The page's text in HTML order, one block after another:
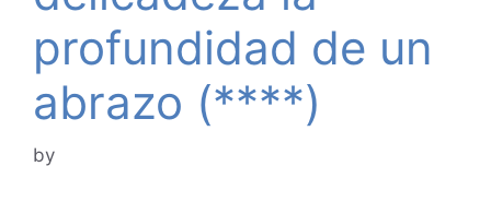
profundidad de un
abrazo (****)
by